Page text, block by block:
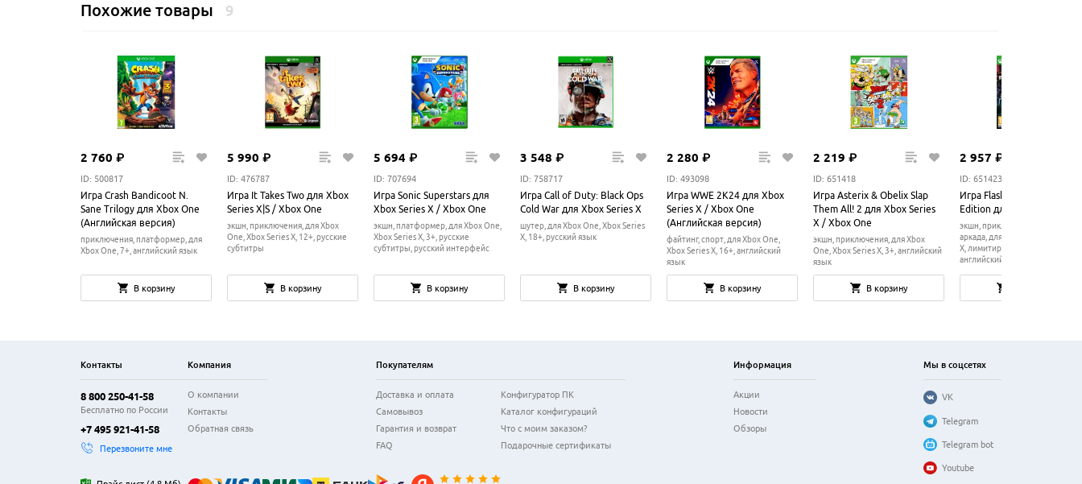
Похожие товары 9
2 760 ₽
ID: 500817
Игра Crash Bandicoot N.
Sane Trilogy для Xbox One
(Английская версия)
приключения, платформер, для
Xbox One, 7+, английский язык
В корзину
5 990 ₽
ID: 476787
Игра It Takes Two для Xbox
Series X|S / Xbox One
экшн, приключения, для Xbox
One, Xbox Series X, 12+, русские
субтитры
В корзину
5 694 ₽
ID: 707694
Игра Sonic Superstars для
Xbox Series X / Xbox One
экшн, платформер, для Xbox One,
Xbox Series X, 3+, русские
субтитры, русский интерфейс
В корзину
3 548 ₽
ID: 758717
Игра Call of Duty: Black Ops
Cold War для Xbox Series X
шутер, для Xbox One, Xbox Series
X, 18+, русский язык
В корзину
2 280 ₽
ID: 493098
Игра WWE 2K24 для Xbox
Series X / Xbox One
(Английская версия)
файтинг, спорт, для Xbox One,
Xbox Series X, 16+, английский
язык
В корзину
2 219 ₽
ID: 651418
Игра Asterix & Obelix Slap
Them All! 2 для Xbox Series
X / Xbox One
экшн, приключения, для Xbox
One, Xbox Series X, 3+, английский
язык
В корзину
2 957 ₽
ID: 651423
Игра Flashback 2 Limited
Edition для Xbox Series X
экшн, приключения, ролевая
аркада, для Xbox One, Xbox
X, лимитированное издание,
английский язык
Контакты
8 800 250-41-58
Бесплатно по России
+7 495 921-41-58
Перезвоните мне
Компания
О компании
Контакты
Обратная связь
Покупателям
Доставка и оплата
Самовывоз
Гарантия и возврат
FAQ
Конфигуратор ПК
Каталог конфигураций
Что с моим заказом?
Подарочные сертификаты
Информация
Акции
Новости
Обзоры
Мы в соцсетях
VK
Telegram
Telegram bot
Youtube